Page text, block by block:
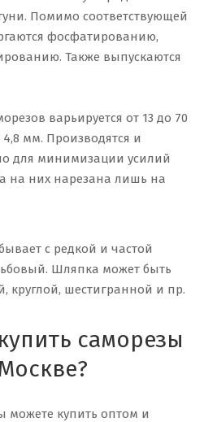
Помимо соответствующей
фосфатированию,
Также выпускаются
варьируется от 13 до 70
мм. Производятся и
для минимизации усилий
на них нарезана лишь на
с редкой и частой
Шляпка может быть
круглой, шестигранной и пр.
саморезы
можете купить оптом и